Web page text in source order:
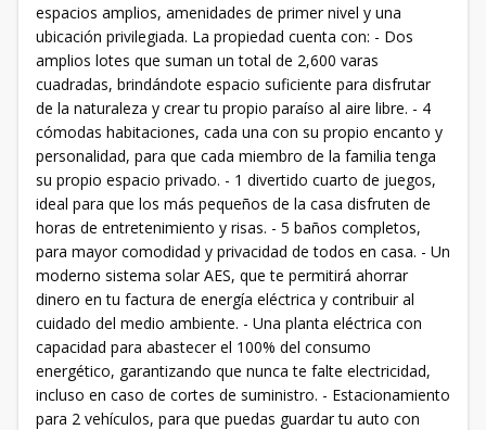
espacios amplios, amenidades de primer nivel y una
ubicación privilegiada. La propiedad cuenta con: - Dos
amplios lotes que suman un total de 2,600 varas
cuadradas, brindándote espacio suficiente para disfrutar
de la naturaleza y crear tu propio paraíso al aire libre. - 4
cómodas habitaciones, cada una con su propio encanto y
personalidad, para que cada miembro de la familia tenga
su propio espacio privado. - 1 divertido cuarto de juegos,
ideal para que los más pequeños de la casa disfruten de
horas de entretenimiento y risas. - 5 baños completos,
para mayor comodidad y privacidad de todos en casa. - Un
moderno sistema solar AES, que te permitirá ahorrar
dinero en tu factura de energía eléctrica y contribuir al
cuidado del medio ambiente. - Una planta eléctrica con
capacidad para abastecer el 100% del consumo
energético, garantizando que nunca te falte electricidad,
incluso en caso de cortes de suministro. - Estacionamiento
para 2 vehículos, para que puedas guardar tu auto con